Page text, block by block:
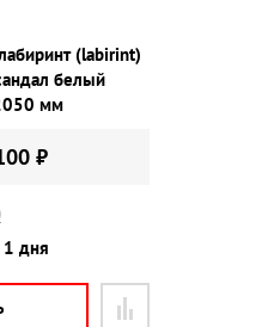
(labirint)
белый
мм
₽
1 дня